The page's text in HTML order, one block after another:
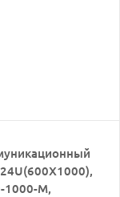
1000-М,